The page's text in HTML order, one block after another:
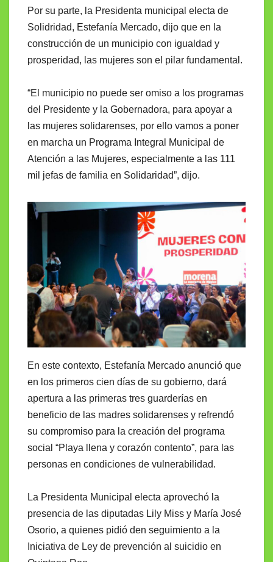
Por su parte, la Presidenta municipal electa de
Solidridad, Estefanía Mercado, dijo que en la
construcción de un municipio con igualdad y
prosperidad, las mujeres son el pilar fundamental.
“El municipio no puede ser omiso a los programas
del Presidente y la Gobernadora, para apoyar a
las mujeres solidarenses, por ello vamos a poner
en marcha un Programa Integral Municipal de
Atención a las Mujeres, especialmente a las 111
mil jefas de familia en Solidaridad”, dijo.
En este contexto, Estefanía Mercado anunció que
en los primeros cien días de su gobierno, dará
apertura a las primeras tres guarderías en
beneficio de las madres solidarenses y refrendó
su compromiso para la creación del programa
social “Playa llena y corazón contento”, para las
personas en condiciones de vulnerabilidad.
La Presidenta Municipal electa aprovechó la
presencia de las diputadas Lily Miss y María José
Osorio, a quienes pidió den seguimiento a la
Iniciativa de Ley de prevención al suicidio en